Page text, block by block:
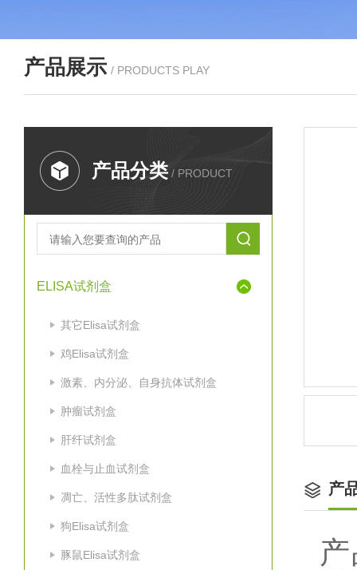
产品展示 / PRODUCTS PLAY
产品分类 / PRODUCT
ELISA试剂盒
其它Elisa试剂盒
鸡Elisa试剂盒
激素、内分泌、自身抗体试剂盒
肿瘤试剂盒
肝纤试剂盒
血栓与止血试剂盒
凋亡、活性多肽试剂盒
狗Elisa试剂盒
豚鼠Elisa试剂盒
产